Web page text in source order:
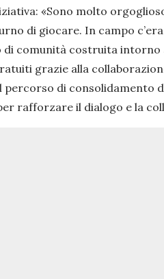
«Sono molto
di giocare. In campo
comunità costruita
grazie alla
di
rafforzare il dialogo e la